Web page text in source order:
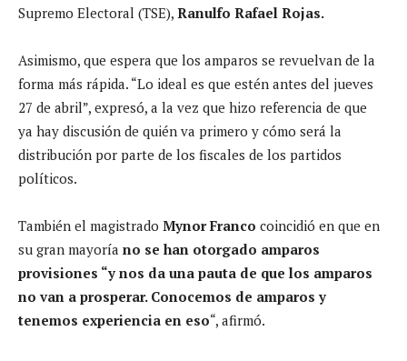
Supremo Electoral (TSE), Ranulfo Rafael Rojas.
Asimismo, que espera que los amparos se revuelvan de la
forma más rápida. “Lo ideal es que estén antes del jueves
27 de abril”, expresó, a la vez que hizo referencia de que
ya hay discusión de quién va primero y cómo será la
distribución por parte de los fiscales de los partidos
políticos.
También el magistrado Mynor Franco coincidió en que en
su gran mayoría no se han otorgado amparos
provisiones “y nos da una pauta de que los amparos
no van a prosperar. Conocemos de amparos y
tenemos experiencia en eso“, afirmó.